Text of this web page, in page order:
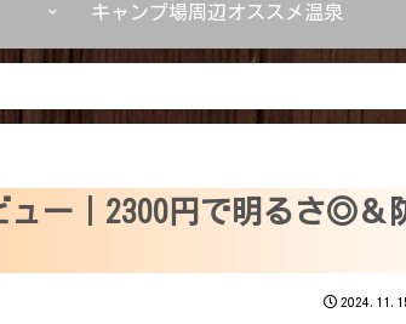
キャンプ場周辺オススメ温泉
ュー｜2300円で明るさ◎＆